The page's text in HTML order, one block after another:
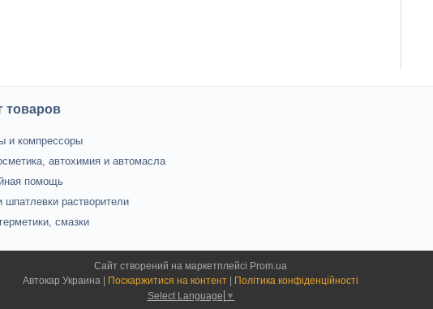
товаров
и компрессоры
автохимия и автомасла
помощь
шпатлевки растворители
смазки
Сайт створений на маркетплейсі Prom.ua
Поскаржитися на контент
Політика конфіденційності
Select Language ▼